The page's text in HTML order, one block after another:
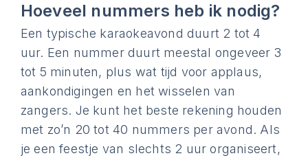
Hoeveel nummers heb ik nodig?
Een typische karaokeavond duurt 2 tot 4
uur. Een nummer duurt meestal ongeveer 3
tot 5 minuten, plus wat tijd voor applaus,
aankondigingen en het wisselen van
zangers. Je kunt het beste rekening houden
met zo’n 20 tot 40 nummers per avond. Als
je een feestje van slechts 2 uur organiseert,